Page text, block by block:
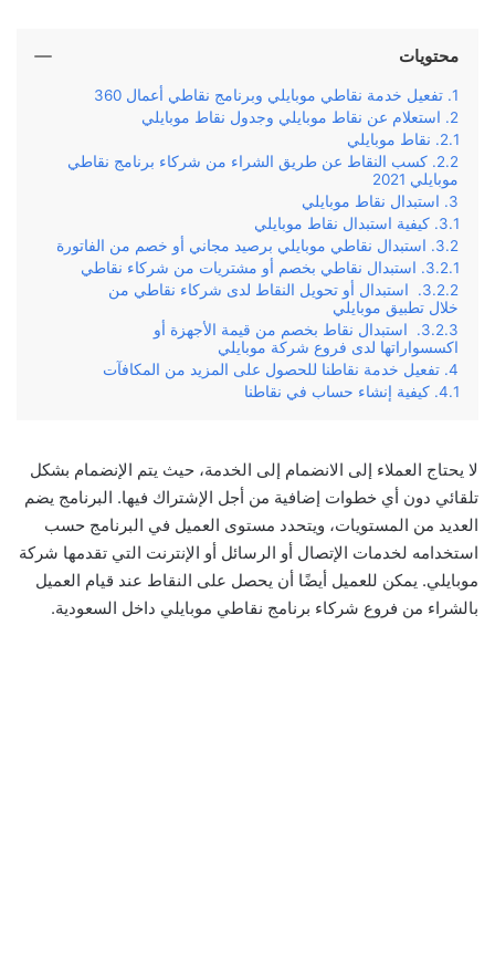
محتويات
تفعيل خدمة نقاطي موبايلي وبرنامج نقاطي أعمال 360
استعلام عن نقاط موبايلي وجدول نقاط موبايلي
نقاط موبايلي
كسب النقاط عن طريق الشراء من شركاء برنامج نقاطي
موبايلي 2021
استبدال نقاط موبايلي
كيفية استبدال نقاط موبايلي
استبدال نقاطي موبايلي برصيد مجاني أو خصم من الفاتورة
استبدال نقاطي بخصم أو مشتريات من شركاء نقاطي
استبدال أو تحويل النقاط لدى شركاء نقاطي من
خلال تطبيق موبايلي
استبدال نقاط بخصم من قيمة الأجهزة أو
اكسسواراتها لدى فروع شركة موبايلي
تفعيل خدمة نقاطنا للحصول على المزيد من المكافآت
كيفية إنشاء حساب في نقاطنا
لا يحتاج العملاء إلى الانضمام إلى الخدمة، حيث يتم الإنضمام بشكل
تلقائي دون أي خطوات إضافية من أجل الإشتراك فيها. البرنامج يضم
العديد من المستويات، ويتحدد مستوى العميل في البرنامج حسب
استخدامه لخدمات الإتصال أو الرسائل أو الإنترنت التي تقدمها شركة
موبايلي. يمكن للعميل أيضًا أن يحصل على النقاط عند قيام العميل
بالشراء من فروع شركاء برنامج نقاطي موبايلي داخل السعودية.